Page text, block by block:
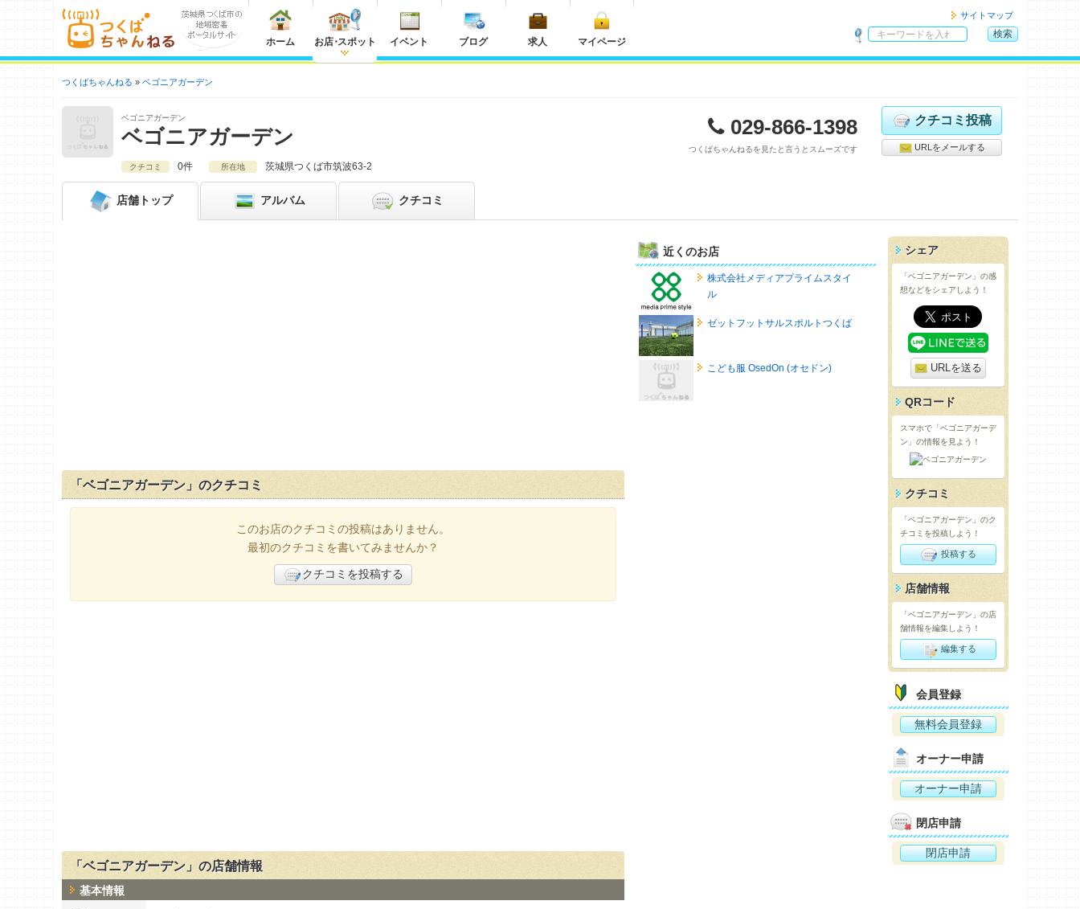
ホーム お店・スポット イベント ブログ 求人 マイページ
サイトマップ
内
索
検索
つくばちゃんねる ベゴニアガーデン
ベゴニアガーデン
ベゴニアガーデン 029-866-1398
つくばちゃんねるを見たと言うとスムーズです
クチコミ投稿
URLをメールする
クチコミ 0件 所在地 茨城県つくば市筑波63-2
店舗 トップ アルバム クチコミ
「ベゴニアガーデン」のクチコミ
このお店のクチコミの投稿はありません。
最初のクチコミを書いてみませんか？
クチコミを投稿する
「ベゴニアガーデン」の店舗情報
基本情報
近くのお店
株式会社メディアプライムスタイ
ル
ゼットフットサルスポルトつくば
こども服 OsedOn (オセドン)
シェア
「ベゴニアガーデン」の感
想などをシェアしよう！
URLを送る
QRコード
スマホで「ベゴニアガーデ
ン」の情報を見よう！
クチコミ
「ベゴニアガーデン」のク
チコミを投稿しよう！
投稿する
店舗情報
「ベゴニアガーデン」の店
舗情報を編集しよう！
編集する
会員登録
無料会員登録
オーナー申請
オーナー申請
閉店申請
閉店申請